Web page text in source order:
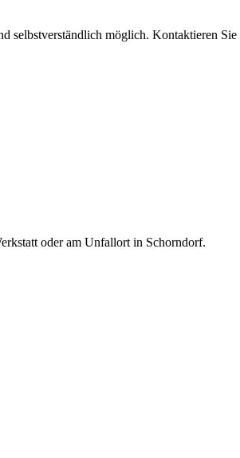
selbstverständlich möglich. Kontaktieren
oder am Unfallort in Schorndorf.